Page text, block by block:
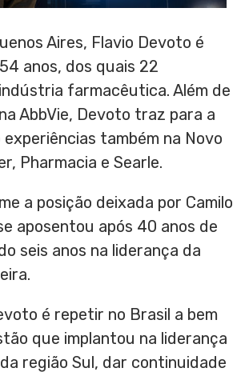
Aires, Flavio Devoto é
anos, dos quais 22
farmacêutica. Além de
AbbVie, Devoto traz para a
experiências também na Novo
Pharmacia e Searle.
a posição deixada por Camilo
aposentou após 40 anos de
seis anos na liderança da
é repetir no Brasil a bem
que implantou na liderança
região Sul, dar continuidade